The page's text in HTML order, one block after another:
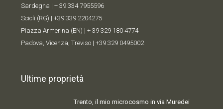
Sardegna | + 39 334 7955596
Scicli (RG) | +39 339 2204275
Piazza Armerina (EN) | + 39 329 180 4774
Padova, Vicenza, Treviso | +39 329 0495002
Ultime proprietà
Trento, il mio microcosmo in via Muredei